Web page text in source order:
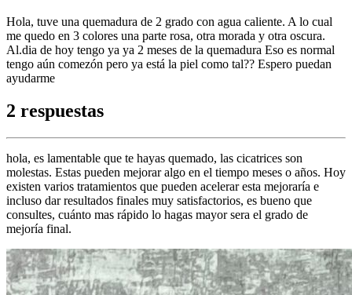
Hola, tuve una quemadura de 2 grado con agua caliente. A lo cual
me quedo en 3 colores una parte rosa, otra morada y otra oscura.
Al.dia de hoy tengo ya ya 2 meses de la quemadura Eso es normal
tengo aún comezón pero ya está la piel como tal?? Espero puedan
ayudarme
2 respuestas
hola, es lamentable que te hayas quemado, las cicatrices son
molestas. Estas pueden mejorar algo en el tiempo meses o años. Hoy
existen varios tratamientos que pueden acelerar esta mejoraría e
incluso dar resultados finales muy satisfactorios, es bueno que
consultes, cuánto mas rápido lo hagas mayor sera el grado de
mejoría final.